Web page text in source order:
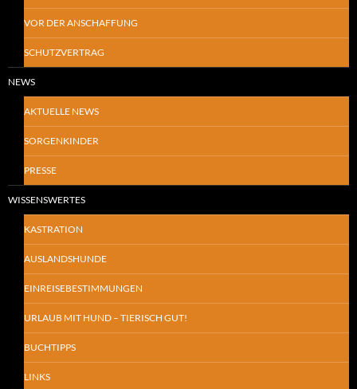
VOR DER ANSCHAFFUNG
SCHUTZVERTRAG
NEWS
AKTUELLE NEWS
SORGENKINDER
PRESSE
WISSENSWERTES
KASTRATION
AUSLANDSHUNDE
EINREISEBESTIMMUNGEN
URLAUB MIT HUND – TIERISCH GUT!
BUCHTIPPS
LINKS